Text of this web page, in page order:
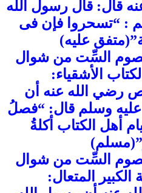
قال: قال رسول الله
: “تسحروا فإن فى
عليه)
السِّت من شوال
الأشقياء:
رضي الله عنه أن
عليه وسلم قال: “فصلُ
أهل الكتاب أكلةُ
السِّت من شوال
المتعال: